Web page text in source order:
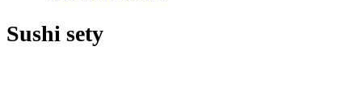
Sushi sety